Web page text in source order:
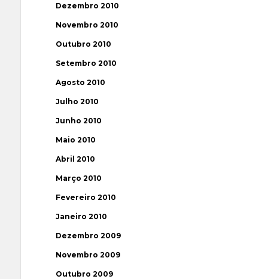
Dezembro 2010
Novembro 2010
Outubro 2010
Setembro 2010
Agosto 2010
Julho 2010
Junho 2010
Maio 2010
Abril 2010
Março 2010
Fevereiro 2010
Janeiro 2010
Dezembro 2009
Novembro 2009
Outubro 2009